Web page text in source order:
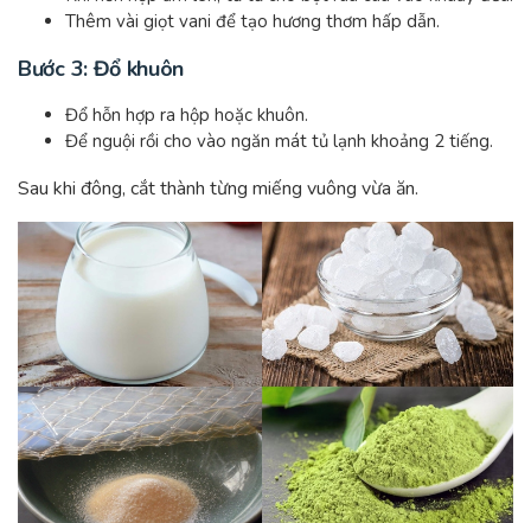
Thêm vài giọt vani để tạo hương thơm hấp dẫn.
Bước 3: Đổ khuôn
Đổ hỗn hợp ra hộp hoặc khuôn.
Để nguội rồi cho vào ngăn mát tủ lạnh khoảng 2 tiếng.
Sau khi đông, cắt thành từng miếng vuông vừa ăn.